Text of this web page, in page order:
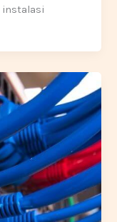
instalasi